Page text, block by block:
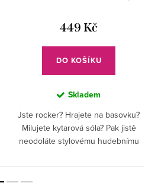
449 Kč
DO KOŠÍKU
Skladem
Jste rocker? Hrajete na basovku?
Milujete kytarová sóla? Pak jistě
neodoláte stylovému hudebnímu